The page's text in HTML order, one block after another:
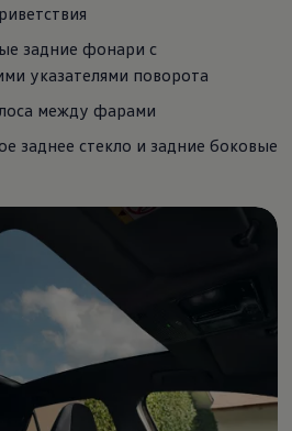
задние фонари с
указателями поворота
между фарами
заднее стекло и задние боковые